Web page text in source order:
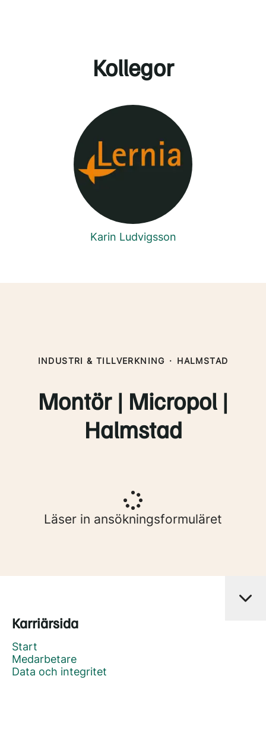
Kollegor
Karin Ludvigsson
INDUSTRI & TILLVERKNING · HALMSTAD
Montör | Micropol |
Halmstad
Läser in ansökningsformuläret
Karriärsida
Start
Medarbetare
Data och integritet